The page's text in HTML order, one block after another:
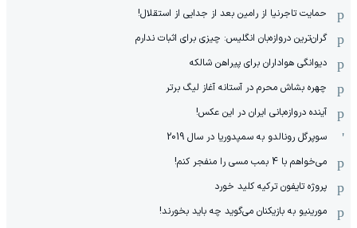
حمایت تاجرنیا از رامین بعد از جدایی از استقلال!
گران‌ترین دروازه‌بان انگلیس: چیزی برای اثبات ندارم
دیوانگی هواداران برای پیراهن شالکه
چهره بشاش محرم در آستانه آغاز لیگ برتر
آینده دروازه‌بانی ایران در این عکس!
سوپرگل رونالدو به سمپدوریا در سال 2019
می‌خواهم با 4 بمب مسی را منفجر کنم!
پروژه تایفون ترکیه کلید خورد
مورینیو به بازیکنان می‌گوید چه باید بخورند!